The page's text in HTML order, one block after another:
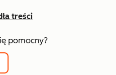
treści
pomocny?